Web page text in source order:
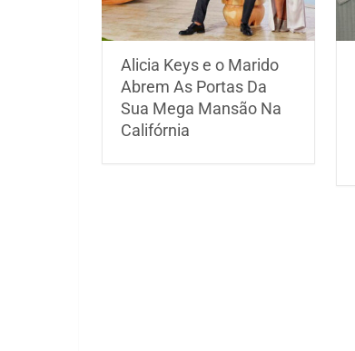
Alicia Keys e o Marido
Abrem As Portas Da
Sua Mega Mansão Na
Califórnia